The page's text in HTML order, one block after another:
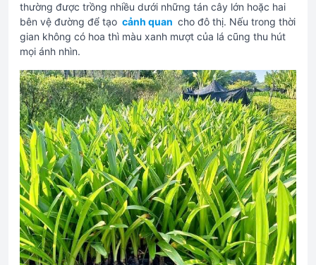
thường được trồng nhiều dưới những tán cây lớn hoặc hai
bên vệ đường để tạo cảnh quan cho đô thị. Nếu trong thời
gian không có hoa thì màu xanh mượt của lá cũng thu hút
mọi ánh nhìn.